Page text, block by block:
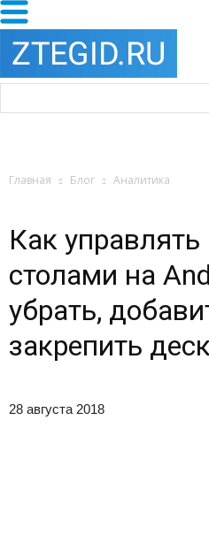
Главная Блог Аналитика
Как
столами на
убрать,
закрепить
28 августа 2018